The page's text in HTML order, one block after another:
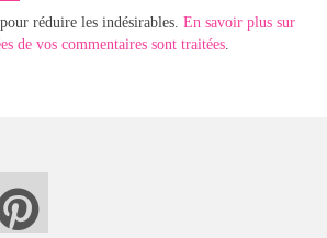
réduire les indésirables. En savoir plus sur
de vos commentaires sont traitées